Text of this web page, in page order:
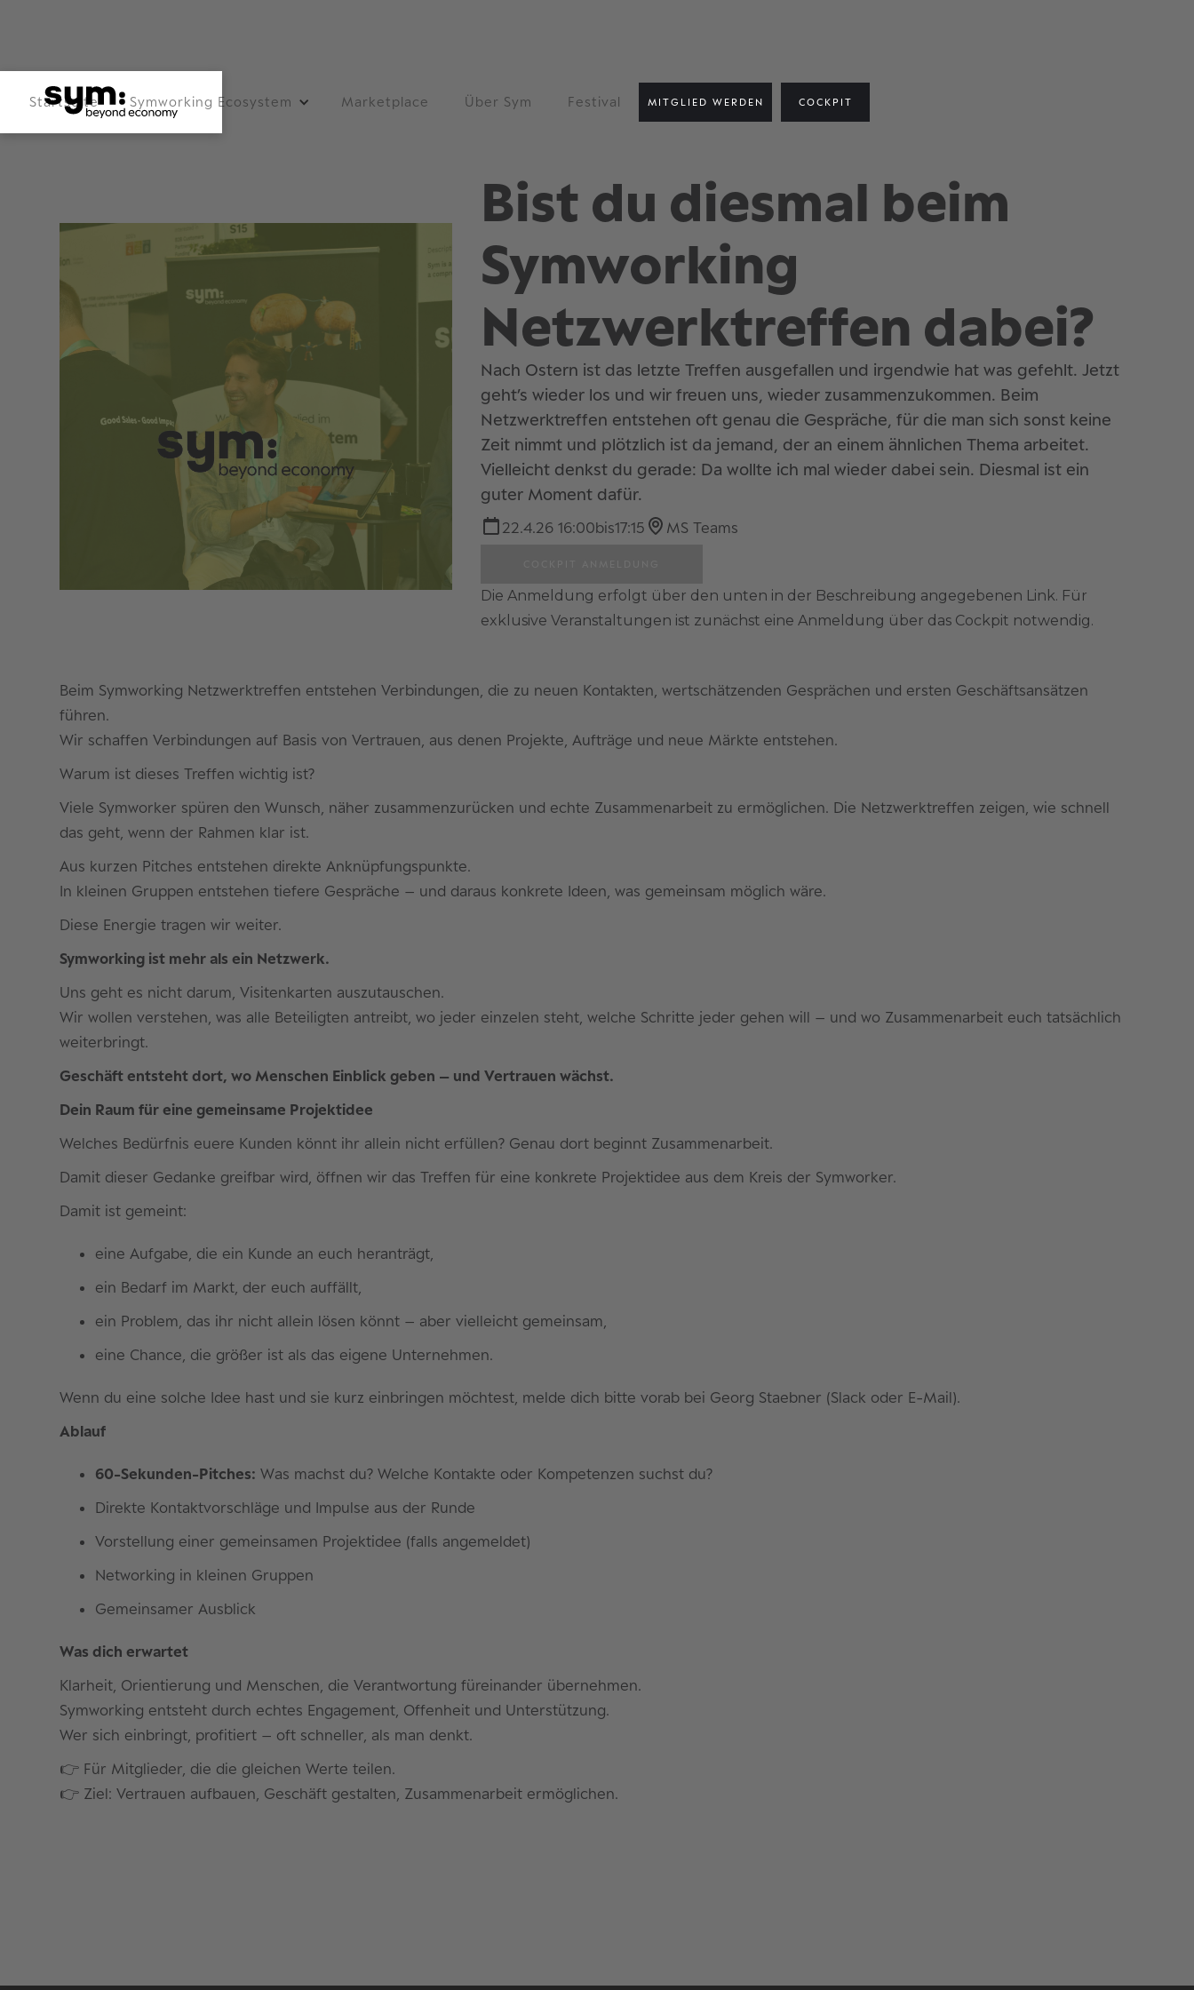
Startseite Symworking Ecosystem Marketplace Über Sym Festival MITGLIED WERDEN COCKPIT
Bist du diesmal beim
Symworking
Netzwerktreffen dabei?
Nach Ostern ist das letzte Treffen ausgefallen und irgendwie hat was gefehlt. Jetzt
geht’s wieder los und wir freuen uns, wieder zusammenzukommen. Beim
Netzwerktreffen entstehen oft genau die Gespräche, für die man sich sonst keine
Zeit nimmt und plötzlich ist da jemand, der an einem ähnlichen Thema arbeitet.
Vielleicht denkst du gerade: Da wollte ich mal wieder dabei sein. Diesmal ist ein
guter Moment dafür.
22.4.26 16:00bis17:15 MS Teams
Die Anmeldung erfolgt über den unten in der Beschreibung angegebenen Link. Für
exklusive Veranstaltungen ist zunächst eine Anmeldung über das Cockpit notwendig.
Beim Symworking Netzwerktreffen entstehen Verbindungen, die zu neuen Kontakten, wertschätzenden Gesprächen und ersten Geschäftsansätzen
führen.
Wir schaffen Verbindungen auf Basis von Vertrauen, aus denen Projekte, Aufträge und neue Märkte entstehen.
Warum ist dieses Treffen wichtig ist?
Viele Symworker spüren den Wunsch, näher zusammenzurücken und echte Zusammenarbeit zu ermöglichen. Die Netzwerktreffen zeigen, wie schnell
das geht, wenn der Rahmen klar ist.
Aus kurzen Pitches entstehen direkte Anknüpfungspunkte.
In kleinen Gruppen entstehen tiefere Gespräche – und daraus konkrete Ideen, was gemeinsam möglich wäre.
Diese Energie tragen wir weiter.
Symworking ist mehr als ein Netzwerk.
Uns geht es nicht darum, Visitenkarten auszutauschen.
Wir wollen verstehen, was alle Beteiligten antreibt, wo jeder einzelen steht, welche Schritte jeder gehen will – und wo Zusammenarbeit euch tatsächlich
weiterbringt.
Geschäft entsteht dort, wo Menschen Einblick geben – und Vertrauen wächst.
Dein Raum für eine gemeinsame Projektidee
Welches Bedürfnis euere Kunden könnt ihr allein nicht erfüllen? Genau dort beginnt Zusammenarbeit.
Damit dieser Gedanke greifbar wird, öffnen wir das Treffen für eine konkrete Projektidee aus dem Kreis der Symworker.
Damit ist gemeint:
eine Aufgabe, die ein Kunde an euch heranträgt,
ein Bedarf im Markt, der euch auffällt,
ein Problem, das ihr nicht allein lösen könnt – aber vielleicht gemeinsam,
eine Chance, die größer ist als das eigene Unternehmen.
Wenn du eine solche Idee hast und sie kurz einbringen möchtest, melde dich bitte vorab bei Georg Staebner (Slack oder E-Mail).
Ablauf
60-Sekunden-Pitches: Was machst du? Welche Kontakte oder Kompetenzen suchst du?
Direkte Kontaktvorschläge und Impulse aus der Runde
Vorstellung einer gemeinsamen Projektidee (falls angemeldet)
Networking in kleinen Gruppen
Gemeinsamer Ausblick
Was dich erwartet
Klarheit, Orientierung und Menschen, die Verantwortung füreinander übernehmen.
Symworking entsteht durch echtes Engagement, Offenheit und Unterstützung.
Wer sich einbringt, profitiert – oft schneller, als man denkt.
👉 Für Mitglieder, die die gleichen Werte teilen.
👉 Ziel: Vertrauen aufbauen, Geschäft gestalten, Zusammenarbeit ermöglichen.